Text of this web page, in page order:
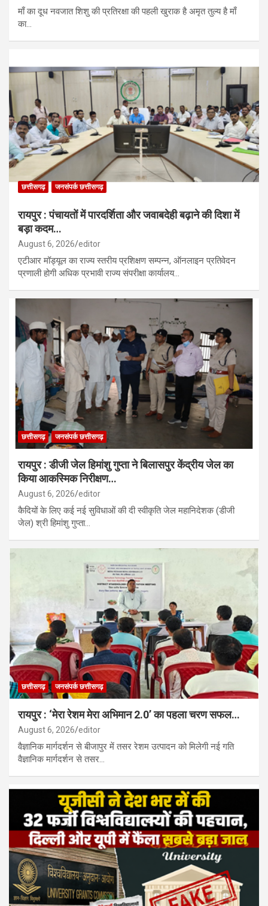
माँ का दूध नवजात शिशु की प्रतिरक्षा की पहली खुराक है अमृत तुल्य है माँ
का…
छत्तीसगढ़ जनसंपर्क छत्तीसगढ़
रायपुर : पंचायतों में पारदर्शिता और जवाबदेही बढ़ाने की दिशा में
बड़ा कदम…
August 6, 2026 editor
एटीआर मॉड्यूल का राज्य स्तरीय प्रशिक्षण सम्पन्न, ऑनलाइन प्रतिवेदन
प्रणाली होगी अधिक प्रभावी राज्य संपरीक्षा कार्यालय…
छत्तीसगढ़ जनसंपर्क छत्तीसगढ़
रायपुर : डीजी जेल हिमांशु गुप्ता ने बिलासपुर केंद्रीय जेल का
किया आकस्मिक निरीक्षण…
August 6, 2026 editor
कैदियों के लिए कई नई सुविधाओं की दी स्वीकृति जेल महानिदेशक (डीजी
जेल) श्री हिमांशु गुप्ता…
छत्तीसगढ़ जनसंपर्क छत्तीसगढ़
रायपुर : ‘मेरा रेशम मेरा अभिमान 2.0’ का पहला चरण सफल…
August 6, 2026 editor
वैज्ञानिक मार्गदर्शन से बीजापुर में तसर रेशम उत्पादन को मिलेगी नई गति
वैज्ञानिक मार्गदर्शन से तसर…